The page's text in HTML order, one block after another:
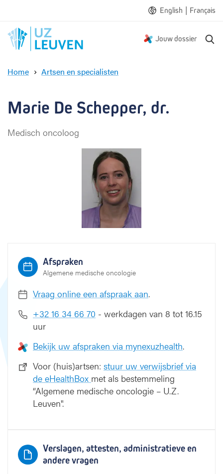
English | Français
Jouw dossier
Home Artsen en specialisten
S
c
h
e
p
p
e
Marie De Schepper, dr.
Medisch oncoloog
Afspraken
Algemene medische oncologie
Vraag online een afspraak aan.
+32 16 34 66 70 - werkdagen van 8 tot 16.15
uur
Bekijk uw afspraken via mynexuzhealth.
Voor (huis)artsen: stuur uw verwijsbrief via
de eHealthBox met als bestemmeling
“Algemene medische oncologie – U.Z.
Leuven".
Verslagen, attesten, administratieve en
andere vragen